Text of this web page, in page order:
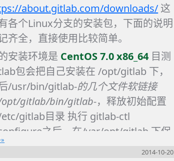
和travis等等的CI系统很像。然后支
建成pdf、epub（开源电子书格
、mobi（kindle电子书格式）和在线
。然后版式也挺漂亮，还支持模板，
等等，感觉确实蛮适合出版发行的。
目前为止_Markdown_的功能丰富程
起Latex还差不少，但是上手难度也比
低不少。还是非常有潜力的，而且
支持用javascript写得插件，以后
也可以很多。
about.gitlab.com/downloads/ 这
各个Linux分支的安装包，下面的说明
齐全，直接使用比较简单。
安装环境是 CentOS 7.0 x86_64 目测
包会把自己安装在 /opt/gitlab 下，
/usr/bin/gitlab-的几个文件软链接
gitlab/bin/gitlab-，释放初始配置
gitlab目录 执行 gitlab-ctl
之后，在/var/opt/gitlab 下保
置和数据
2014-10-20